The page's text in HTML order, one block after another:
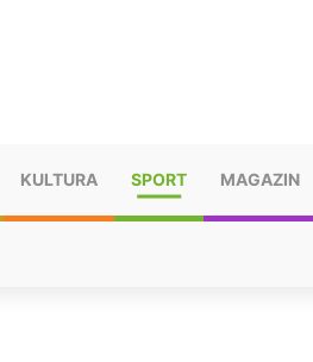
KULTURA SPORT MAGAZIN